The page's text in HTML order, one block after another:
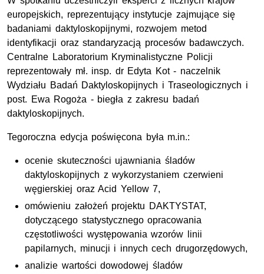
europejskich, reprezentujący instytucje zajmujące się
badaniami daktyloskopijnymi, rozwojem metod
identyfikacji oraz standaryzacją procesów badawczych.
Centralne Laboratorium Kryminalistyczne Policji
reprezentowały mł. insp. drEdyta Kot - naczelnik
Wydziału Badań Daktyloskopijnych i Traseologicznych i
post. Ewa Rogoża - biegła z zakresu badań
daktyloskopijnych.
Tegoroczna edycja poświęcona była m.in.:
ocenie skuteczności ujawniania śladów
daktyloskopijnych z wykorzystaniem czerwieni
węgierskiej oraz Acid Yellow 7,
omówieniu założeń projektu DAKTYSTAT,
dotyczącego statystycznego opracowania
częstotliwości występowania wzorów linii
papilarnych, minucji i innych cech drugorzędowych,
analizie wartości dowodowej śladów